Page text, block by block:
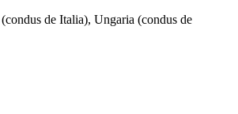
de Italia), Ungaria (condus de